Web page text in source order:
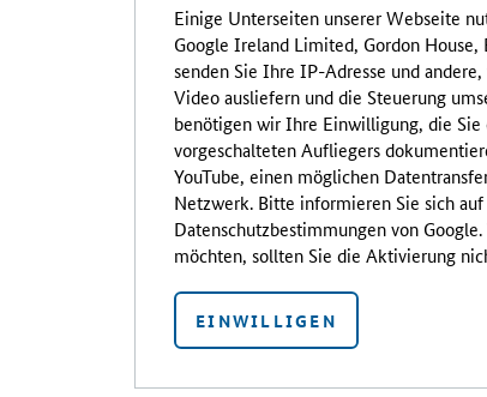
Einige Unterseiten unserer Webseite
Google Ireland Limited, Gordon
senden Sie Ihre IP-Adresse und
Video ausliefern und die Steuerung
benötigen wir Ihre Einwilligung, die
vorgeschalteten Aufliegers
YouTube, einen möglichen
Netzwerk. Bitte informieren Sie sich
Datenschutzbestimmungen von
möchten, sollten Sie die Aktivierung
EINWILLIGEN